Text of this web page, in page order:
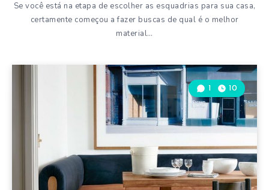
Se você está na etapa de escolher as esquadrias para sua casa,
certamente começou a fazer buscas de qual é o melhor
material…
1 10